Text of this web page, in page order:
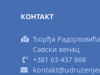
КОНТАКТ
Ђорђа
Савски венац
+381 63 437 868